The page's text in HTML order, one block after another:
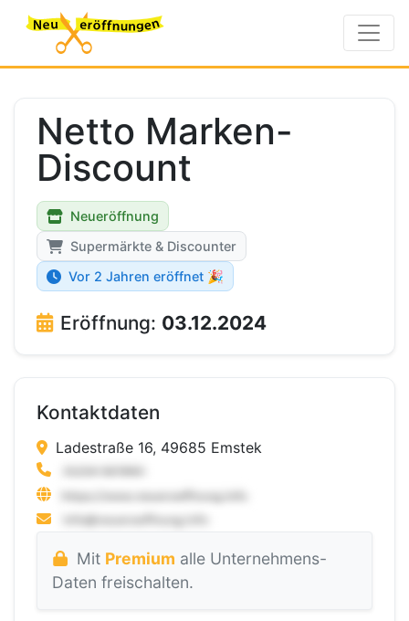
Netto Marken-
Discount
Neueröffnung
Supermärkte & Discounter
Vor 2 Jahren eröffnet 🎉
Eröffnung: 03.12.2024
Kontaktdaten
Ladestraße 16, 49685 Emstek
Mit Premium alle Unternehmens-
Daten freischalten.